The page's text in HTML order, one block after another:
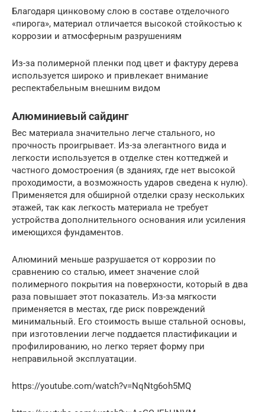
Благодаря цинковому слою в составе отделочного
«пирога», материал отличается высокой стойкостью к
коррозии и атмосферным разрушениям
Из-за полимерной пленки под цвет и фактуру дерева
используется широко и привлекает внимание
респектабельным внешним видом
Алюминиевый сайдинг
Вес материала значительно легче стального, но
прочность проигрывает. Из-за элегантного вида и
легкости используется в отделке стен коттеджей и
частного домостроения (в зданиях, где нет высокой
проходимости, а возможность ударов сведена к нулю).
Применяется для обширной отделки сразу нескольких
этажей, так как легкость материала не требует
устройства дополнительного основания или усиления
имеющихся фундаментов.
Алюминий меньше разрушается от коррозии по
сравнению со сталью, имеет значение слой
полимерного покрытия на поверхности, который в два
раза повышает этот показатель. Из-за мягкости
применяется в местах, где риск повреждений
минимальный. Его стоимость выше стальной основы,
при изготовлении легче поддается пластификации и
профилированию, но легко теряет форму при
неправильной эксплуатации.
https://youtube.com/watch?v=NqNtg6oh5MQ